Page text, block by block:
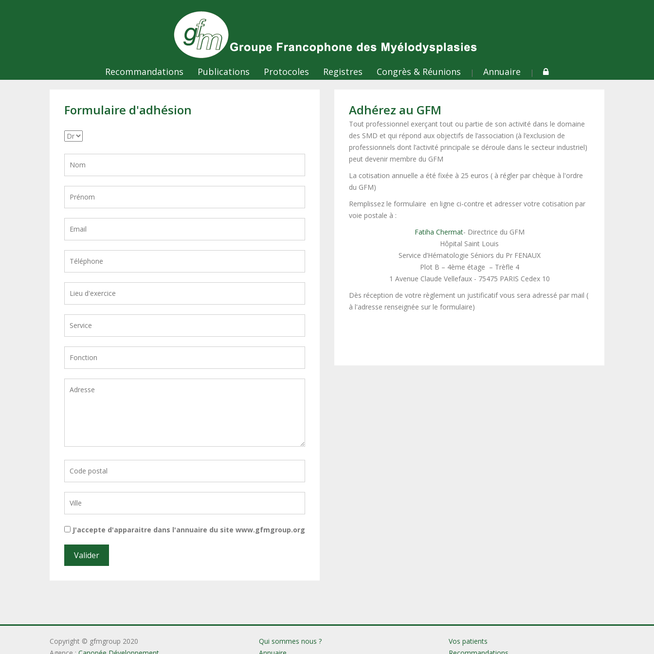
Recommandations Publications Protocoles Registres Congrès & Réunions | Annuaire |
Formulaire d'adhésion
J'accepte d'apparaitre dans l'annuaire du site www.gfmgroup.org
Adhérez au GFM
Tout professionnel exerçant tout ou partie de son activité dans le domaine
des SMD et qui répond aux objectifs de l’association (à l’exclusion de
professionnels dont l’activité principale se déroule dans le secteur industriel)
peut devenir membre du GFM
La cotisation annuelle a été fixée à 25 euros ( à régler par chèque à l'ordre
du GFM)
Remplissez le formulaire en ligne ci-contre et adresser votre cotisation par
voie postale à :
Fatiha Chermat- Directrice du GFM
Hôpital Saint Louis
Service d’Hématologie Séniors du Pr FENAUX
Plot B – 4ème étage – Trèfle 4
1 Avenue Claude Vellefaux - 75475 PARIS Cedex 10
Dès réception de votre règlement un justificatif vous sera adressé par mail (
à l'adresse renseignée sur le formulaire)
Copyright © gfmgroup 2020
Qui sommes nous ?
Vos patients